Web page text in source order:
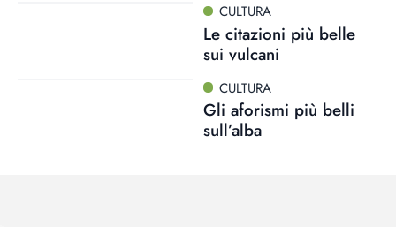
CULTURA
Le citazioni più belle
sui vulcani
CULTURA
Gli aforismi più belli
sull’alba